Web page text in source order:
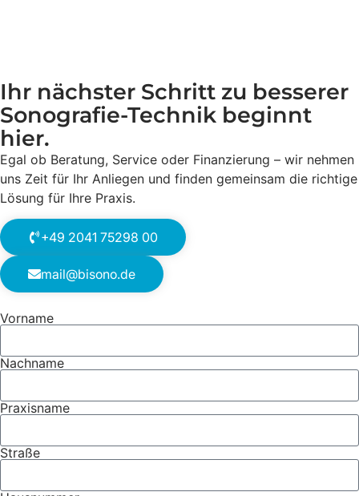
Ihr nächster Schritt zu besserer
Sonografie-Technik beginnt
hier.
Egal ob Beratung, Service oder Finanzierung – wir nehmen
uns Zeit für Ihr Anliegen und finden gemeinsam die richtige
Lösung für Ihre Praxis.
+49 2041 75298 00
mail@bisono.de
Vorname
Nachname
Praxisname
Straße